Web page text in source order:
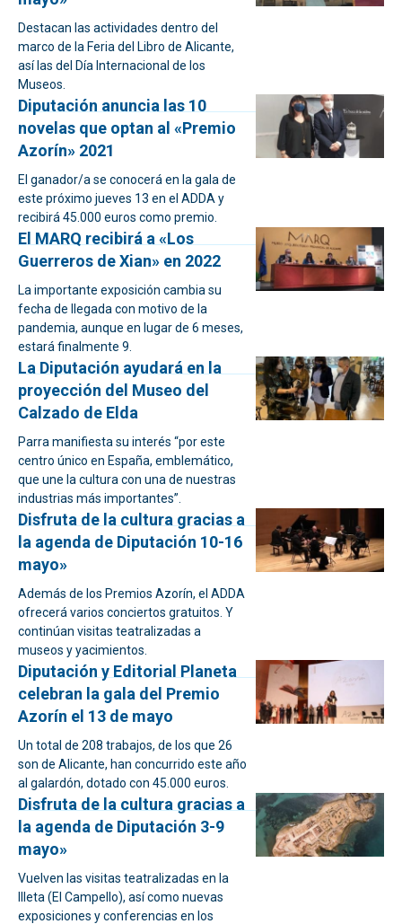
Destacan las actividades dentro del
marco de la Feria del Libro de Alicante,
así las del Día Internacional de los
Museos.
Diputación anuncia las 10
novelas que optan al «Premio
Azorín» 2021
El ganador/a se conocerá en la gala de
este próximo jueves 13 en el ADDA y
recibirá 45.000 euros como premio.
El MARQ recibirá a «Los
Guerreros de Xian» en 2022
La importante exposición cambia su
fecha de llegada con motivo de la
pandemia, aunque en lugar de 6 meses,
estará finalmente 9.
La Diputación ayudará en la
proyección del Museo del
Calzado de Elda
Parra manifiesta su interés “por este
centro único en España, emblemático,
que une la cultura con una de nuestras
industrias más importantes”.
Disfruta de la cultura gracias a
la agenda de Diputación 10-16
mayo»
Además de los Premios Azorín, el ADDA
ofrecerá varios conciertos gratuitos. Y
continúan visitas teatralizadas a
museos y yacimientos.
Diputación y Editorial Planeta
celebran la gala del Premio
Azorín el 13 de mayo
Un total de 208 trabajos, de los que 26
son de Alicante, han concurrido este año
al galardón, dotado con 45.000 euros.
Disfruta de la cultura gracias a
la agenda de Diputación 3-9
mayo»
Vuelven las visitas teatralizadas en la
Illeta (El Campello), así como nuevas
exposiciones y conferencias en los